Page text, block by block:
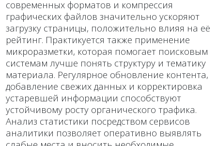
современных форматов и компрессия
графических файлов значительно ускоряют
загрузку страницы, положительно влияя на её
рейтинг. Практикуется также применение
микроразметки, которая помогает поисковым
системам лучше понять структуру и тематику
материала. Регулярное обновление контента,
добавление свежих данных и корректировка
устаревшей информации способствуют
устойчивому росту органического трафика.
Анализ статистики посредством сервисов
аналитики позволяет оперативно выявлять